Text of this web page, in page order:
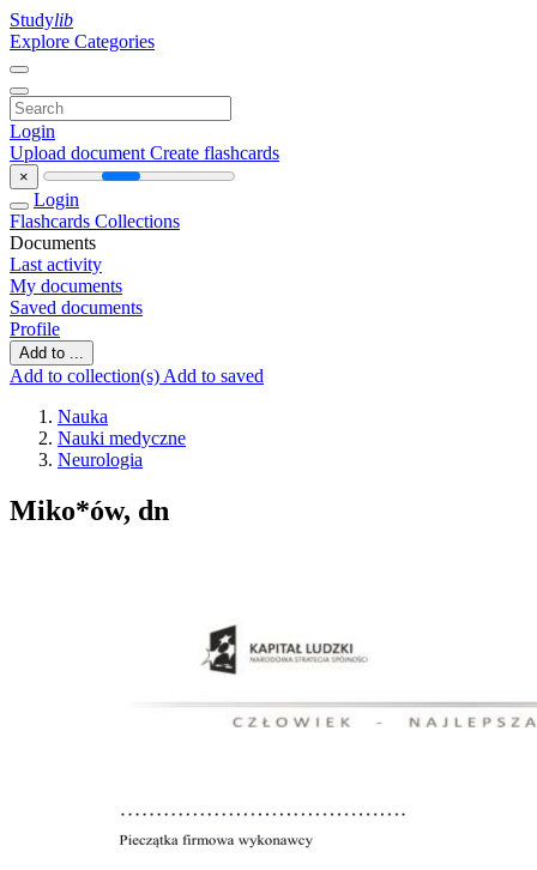
Studylib
Explore Categories
Login
Upload document Create flashcards
×
Login
Flashcards Collections
Documents
Last activity
My documents
Saved documents
Profile
Add to ...
Add to collection(s) Add to saved
Nauka
Nauki medyczne
Neurologia
Miko*ów, dn